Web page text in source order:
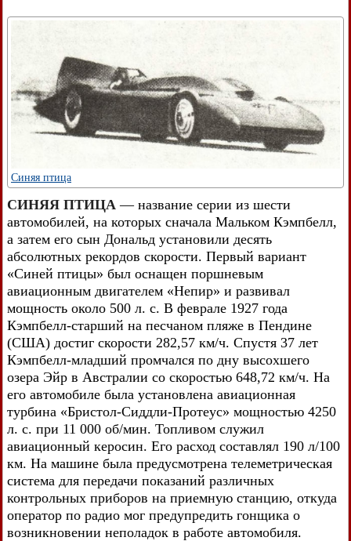
Синяя птица
СИНЯЯ ПТИЦА — название серии из шести
автомобилей, на которых сначала Мальком Кэмпбелл,
а затем его сын Дональд установили десять
абсолютных рекордов скорости. Первый вариант
«Синей птицы» был оснащен поршневым
авиационным двигателем «Непир» и развивал
мощность около 500 л. с. В феврале 1927 года
Кэмпбелл-старший на песчаном пляже в Пендине
(США) достиг скорости 282,57 км/ч. Спустя 37 лет
Кэмпбелл-младший промчался по дну высохшего
озера Эйр в Австралии со скоростью 648,72 км/ч. На
его автомобиле была установлена авиационная
турбина «Бристол-Сиддли-Протеус» мощностью 4250
л. с. при 11 000 об/мин. Топливом служил
авиационный керосин. Его расход составлял 190 л/100
км. На машине была предусмотрена телеметрическая
система для передачи показаний различных
контрольных приборов на приемную станцию, откуда
оператор по радио мог предупредить гонщика о
возникновении неполадок в работе автомобиля.